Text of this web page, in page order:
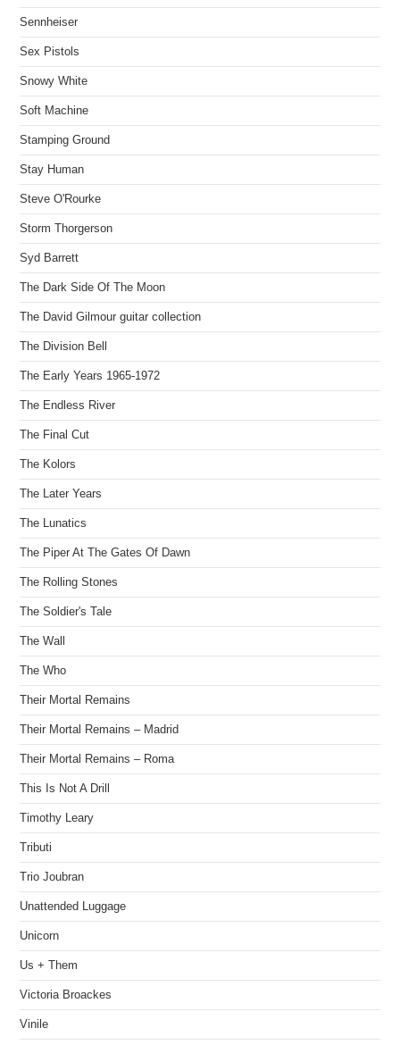
Sennheiser
Sex Pistols
Snowy White
Soft Machine
Stamping Ground
Stay Human
Steve O'Rourke
Storm Thorgerson
Syd Barrett
The Dark Side Of The Moon
The David Gilmour guitar collection
The Division Bell
The Early Years 1965-1972
The Endless River
The Final Cut
The Kolors
The Later Years
The Lunatics
The Piper At The Gates Of Dawn
The Rolling Stones
The Soldier's Tale
The Wall
The Who
Their Mortal Remains
Their Mortal Remains – Madrid
Their Mortal Remains – Roma
This Is Not A Drill
Timothy Leary
Tributi
Trio Joubran
Unattended Luggage
Unicorn
Us + Them
Victoria Broackes
Vinile